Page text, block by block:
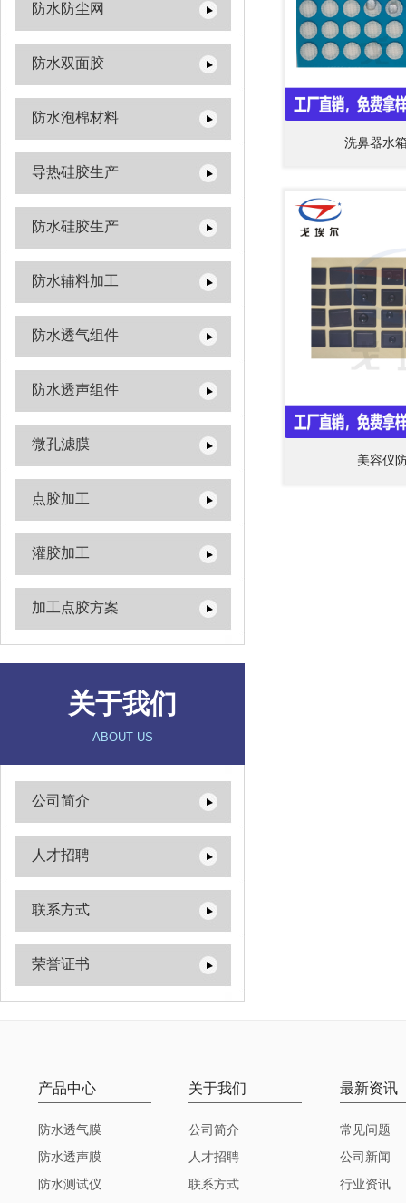
防水防尘网
防水双面胶
防水泡棉材料
导热硅胶生产
防水硅胶生产
防水辅料加工
防水透气组件
防水透声组件
微孔滤膜
点胶加工
灌胶加工
加工点胶方案
关于我们
ABOUT US
公司简介
人才招聘
联系方式
荣誉证书
洗鼻器水
美容仪
产品中心
防水透气膜
防水透声膜
防水测试仪
关于我们
公司简介
人才招聘
联系方式
最新资讯
常见问题
公司新闻
行业资讯